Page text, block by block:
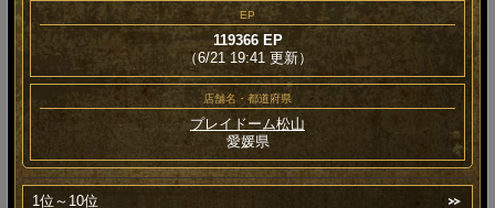
EP
119366 EP
（6/21 19:41 更新）
店舗名・都道府県
プレイドーム松山
愛媛県
1位～10位